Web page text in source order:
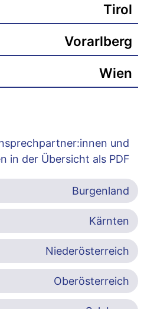
Tirol
Vorarlberg
Wien
und
in der Übersicht als PDF:
Burgenland
Kärnten
Niederösterreich
Oberösterreich